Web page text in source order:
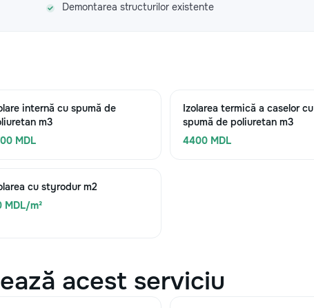
Demontarea structurilor existente
internă cu spumă de
m3
MDL
Izolarea termică a caselor cu
spumă de poliuretan m3
4400 MDL
cu styrodur m2
MDL/m²
acest serviciu